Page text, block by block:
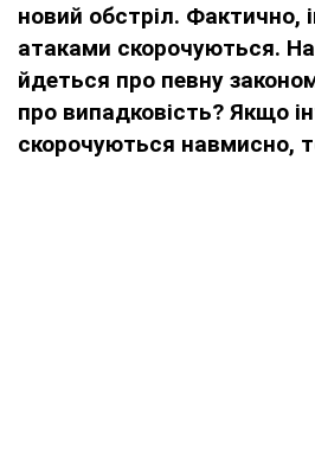
новий обстріл. Фактично,
атаками скорочуються.
йдеться про певну
про випадковість? Якщо
скорочуються навмисно,